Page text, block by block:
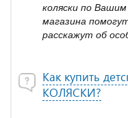
коляски по
магазина
расскажут об
Как купить
КОЛЯСКИ?